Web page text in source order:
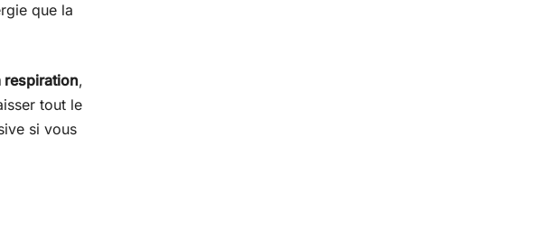
que la
respiration,
tout le
si vous